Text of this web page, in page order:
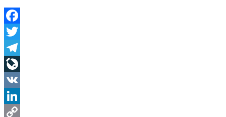
Facebook
Twitter
Telegram
LiveJournal
VK
LinkedIn